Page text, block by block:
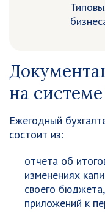
на
Ежегодный
состоит из:
отчета об
изменениях
своего
приложений к